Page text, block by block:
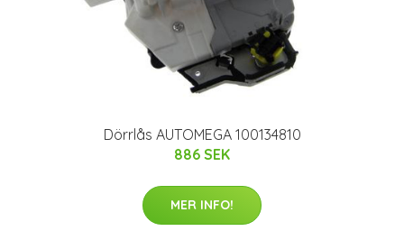
Dörrlås AUTOMEGA 100134810
886 SEK
MER INFO!